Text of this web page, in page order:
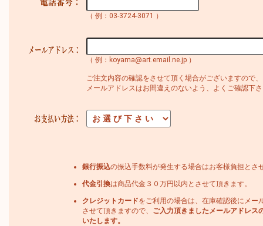
（ 例：03-3724-3071 ）
（ 例：koyama@art.email.ne.jp ）
ご注文内容の確認をさせて頂く場合がございますので、
メールアドレスはお間違えのないよう、よくご確認下
銀行振込の振込手数料が発生する場合はお客様負担とさ
代金引換は商品代金３０万円以内とさせて頂きます。
クレジットカードをご利用の場合は、在庫確認後にメー
させて頂きますので、
ご入力頂きましたメールアドレス
いたします。